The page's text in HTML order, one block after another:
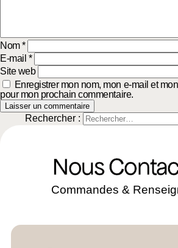
Nom*
E-mail *
Site web
Enregistrer mon nom, mon e-mail et
pour mon prochain commentaire.
Rechercher :
Nous
Commandes &